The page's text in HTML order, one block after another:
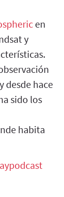
en
y
desde hace
sido los
habita